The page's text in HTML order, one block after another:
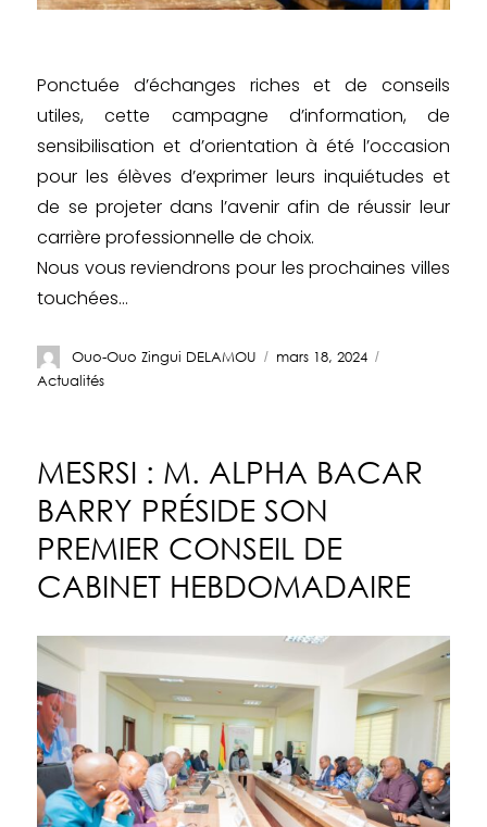
Ponctuée d’échanges riches et de conseils
utiles, cette campagne d’information, de
sensibilisation et d’orientation à été l’occasion
pour les élèves d’exprimer leurs inquiétudes et
de se projeter dans l’avenir afin de réussir leur
carrière professionnelle de choix.
Nous vous reviendrons pour les prochaines villes
touchées…
Ouo-Ouo Zingui DELAMOU
mars 18, 2024
Actualités
MESRSI : M. ALPHA BACAR
BARRY PRÉSIDE SON
PREMIER CONSEIL DE
CABINET HEBDOMADAIRE